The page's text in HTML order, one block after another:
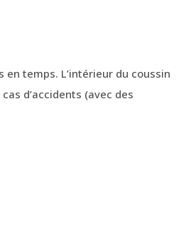
temps. L’intérieur du coussin
d’accidents (avec des